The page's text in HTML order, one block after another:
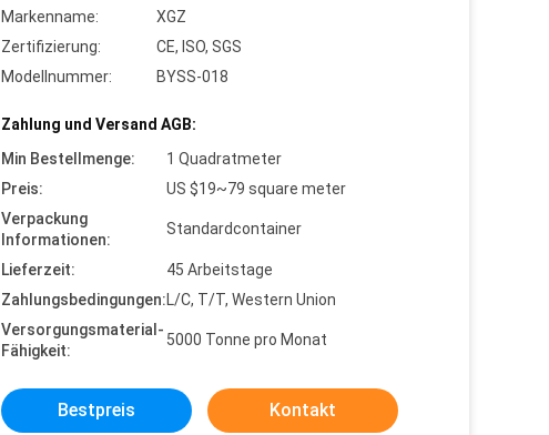
Markenname:
XGZ
Zertifizierung:
CE, ISO, SGS
Modellnummer:
BYSS-018
Zahlung und Versand AGB:
Min Bestellmenge:
1 Quadratmeter
Preis:
US $19~79 square meter
Verpackung
Informationen:
Standardcontainer
Lieferzeit:
45 Arbeitstage
Zahlungsbedingungen:L/C, T/T, Western Union
Versorgungsmaterial-
Fähigkeit:
5000 Tonne pro Monat
Bestpreis Kontakt